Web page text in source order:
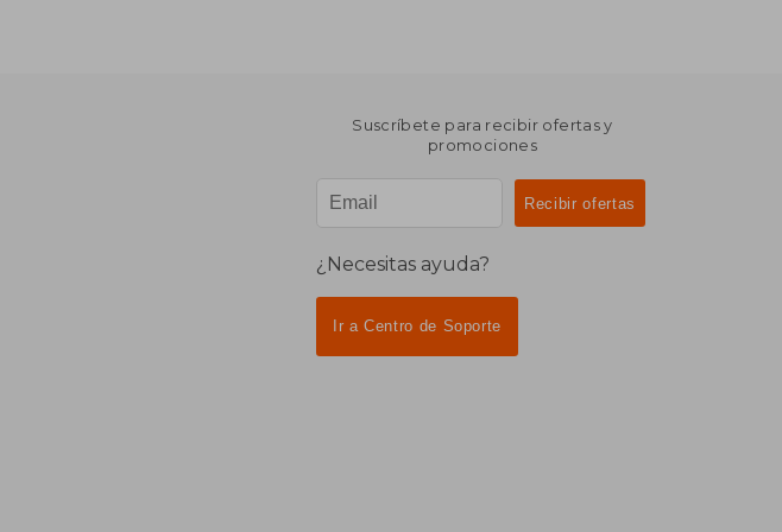
Suscríbete para recibir ofertas y
promociones
¿Necesitas ayuda?
Ir a Centro de Soporte